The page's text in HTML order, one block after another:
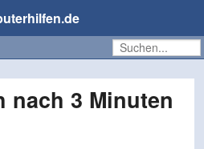
nach 3 Minuten